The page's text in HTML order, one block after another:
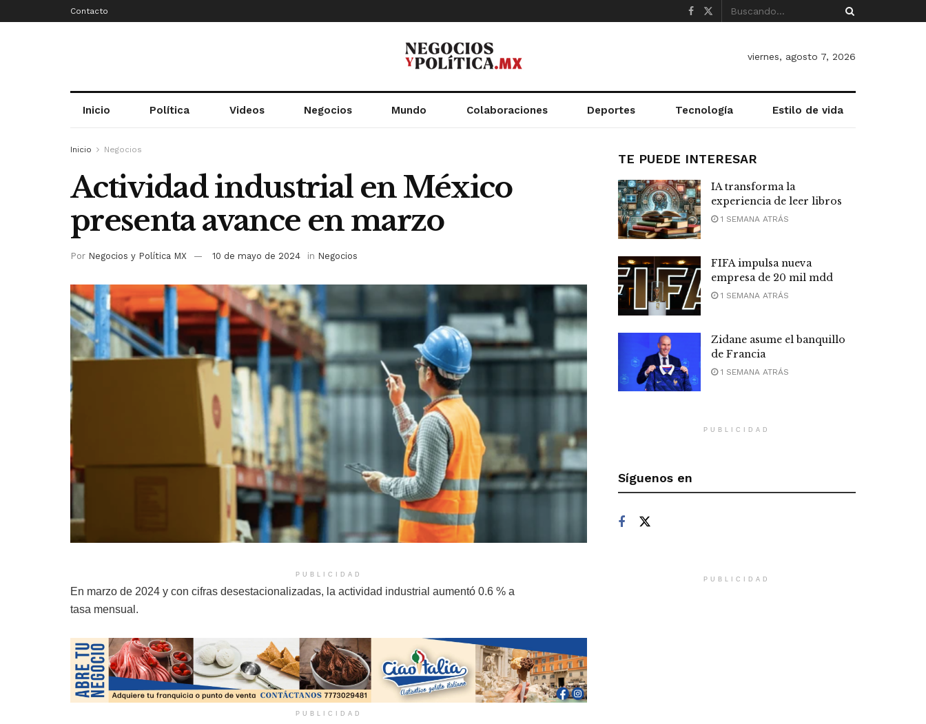
Contacto
viernes, agosto 7, 2026
Inicio Política Videos Negocios Mundo Colaboraciones Deportes Tecnología Estilo de vida
Inicio Negocios
Actividad industrial en México
presenta avance en marzo
Por Negocios y Política MX 10 de mayo de 2024 in Negocios
PUBLICIDAD
En marzo de 2024 y con cifras desestacionalizadas, la actividad industrial aumentó 0.6 % a
tasa mensual.
PUBLICIDAD
TE PUEDE INTERESAR
IA transforma la
experiencia de leer libros
1 SEMANA ATRÁS
FIFA impulsa nueva
empresa de 20 mil mdd
1 SEMANA ATRÁS
Zidane asume el banquillo
de Francia
1 SEMANA ATRÁS
PUBLICIDAD
Síguenos en
PUBLICIDAD